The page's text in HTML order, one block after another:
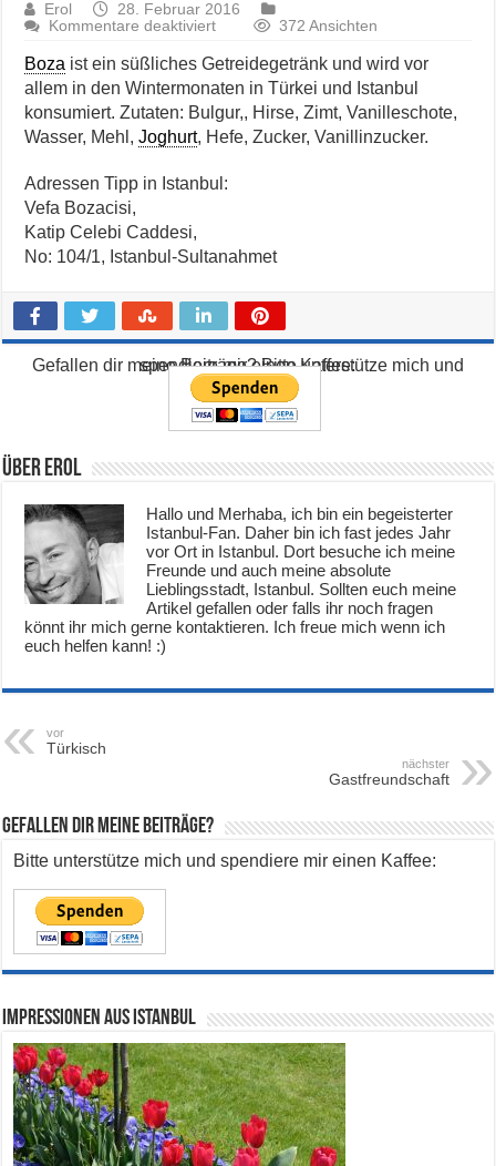
Erol
28. Februar 2016
Kommentare deaktiviertfür
372 Ansichten
Boza ist ein süßliches Getreidegetränk und wird vor
allem in den Wintermonaten in Türkei und Istanbul
konsumiert. Zutaten: Bulgur,, Hirse, Zimt, Vanilleschote,
Wasser, Mehl,Joghurt, Hefe, Zucker, Vanillinzucker.
Adressen Tipp in Istanbul:
Vefa Bozacisi,
Katip Celebi Caddesi,
No: 104/1, Istanbul-Sultanahmet
Gefallen dir meine Beiträge? Bitte unterstütze mich und spendiere mir einen Kaffee:
Über Erol
Hallo und Merhaba, ich bin ein begeisterter
Istanbul-Fan. Daher bin ich fast jedes Jahr
vor Ort in Istanbul. Dort besuche ich meine
Freunde und auch meine absolute
Lieblingsstadt, Istanbul. Sollten euch meine
Artikel gefallen oder falls ihr noch fragen
könnt ihr mich gerne kontaktieren. Ich freue mich wenn ich
euch helfen kann! :)
vor
Türkisch
nächster
Gastfreundschaft
Gefallen dir meine Beiträge?
Bitte unterstütze mich und spendiere mir einen Kaffee:
Impressionen aus Istanbul